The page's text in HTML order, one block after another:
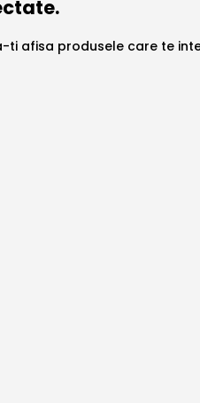
ti afisa produsele care te